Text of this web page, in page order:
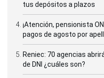
tus depósitos a plazos
¡Atención, pensionista
pagos de agosto por
Reniec: 70 agencias
de DNI ¿cuáles son?